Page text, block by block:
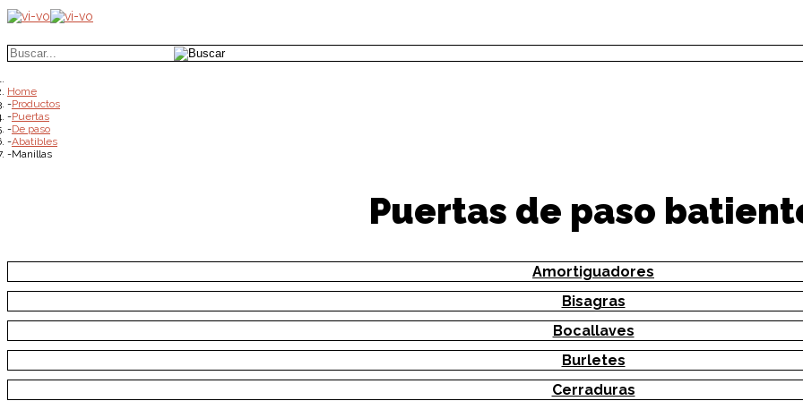
Home
Productos
Puertas
De paso
Abatibles
Manillas
Puertas de paso
Amortiguadores
Bisagras
Bocallaves
Burletes
Cerraduras